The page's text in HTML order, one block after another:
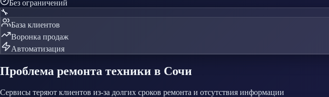
Без ограничений
🔧
База клиентов
Воронка продаж
Автоматизация
Проблема ремонта техники в Сочи
Сервисы теряют клиентов из-за долгих сроков ремонта и отсутствия информации